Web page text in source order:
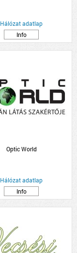
Hálózat adatlap
Info
Optic World
Hálózat adatlap
Info